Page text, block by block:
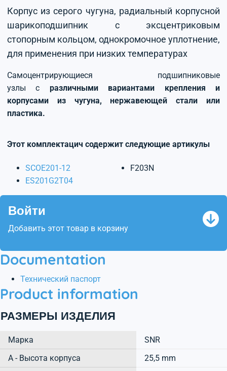
Корпус из серого чугуна, радиальный корпусной
шарикоподшипник с эксцентриковым
стопорным кольцом, однокромочное уплотнение,
для применения при низких температурах
Самоцентрирующиеся подшипниковые
узлы с различными вариантами крепления и
корпусами из чугуна, нержавеющей стали или
пластика.
Этот комплектацич содержит следующие артикулы
SCOE201-12
ES201G2T04
F203N
Войти
Добавить этот товар в корзину
Documentation
Технический паспорт
Product information
РАЗМЕРЫ ИЗДЕЛИЯ
Марка
SNR
А - Высота корпуса
25,5 mm